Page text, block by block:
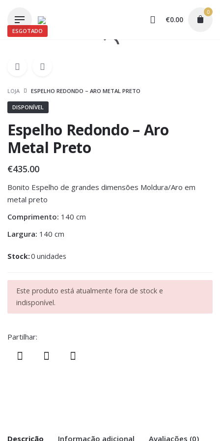
content
€0.00
0
ESGOTADO
LOJA ESPELHO REDONDO – ARO METAL PRETO
DISPONÍVEL
Espelho Redondo – Aro
Metal Preto
€435.00
Bonito Espelho de grandes dimensões Moldura/Aro em
metal preto
Comprimento: 140 cm
Largura: 140 cm
Stock:0 unidades
Este produto está atualmente fora de stock e
indisponível.
Partilhar:
Descrição Informação adicional Avaliações (0)